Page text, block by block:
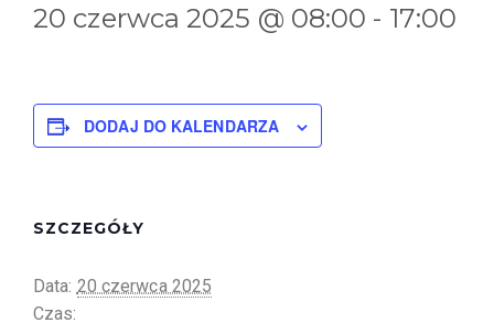
20 czerwca 2025 @ 08:00 - 17:00
DODAJ DO KALENDARZA
SZCZEGÓŁY
Data: 20 czerwca 2025
Czas: